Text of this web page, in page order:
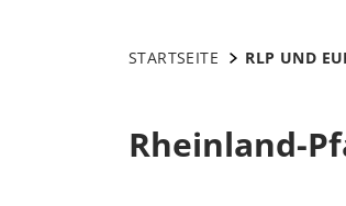
STARTSEITE RLP UND
Rheinland-